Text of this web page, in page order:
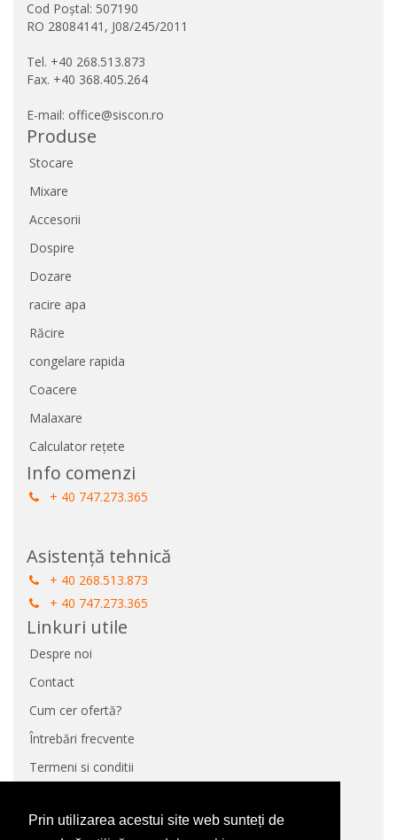
Prin utilizarea acestui site web sunteți de
Cod Poștal: 507190
RO 28084141, J08/245/2011
Tel. +40 268.513.873
Fax. +40 368.405.264
E-mail: office@siscon.ro
Produse
Stocare
Mixare
Accesorii
Dospire
Dozare
racire apa
Răcire
congelare rapida
Coacere
Malaxare
Calculator rețete
Info comenzi
+ 40 747.273.365
Asistență tehnică
+ 40 268.513.873
+ 40 747.273.365
Linkuri utile
Despre noi
Contact
Cum cer ofertă?
Întrebări frecvente
Termeni si conditii
Panou de control GDPR